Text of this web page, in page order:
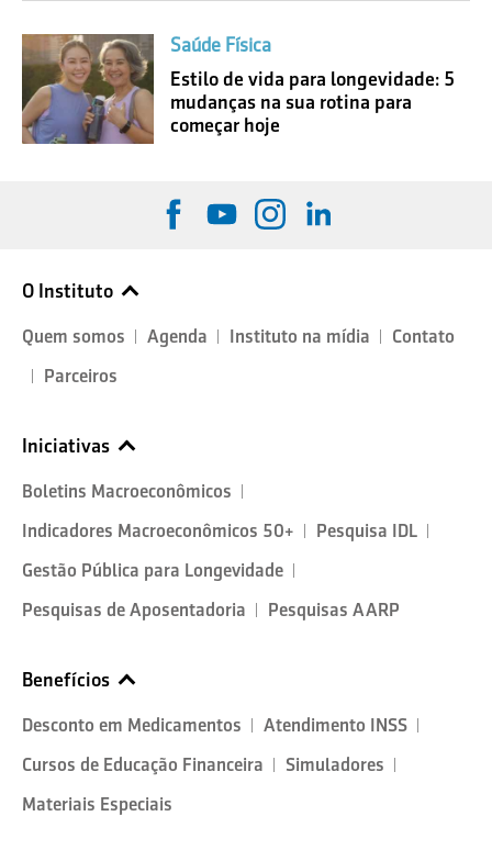
Saúde Física
Estilo de vida para longevidade: 5
mudanças na sua rotina para
começar hoje
O Instituto
Quem somos Agenda Instituto na mídia
Contato
Parceiros
Iniciativas
Boletins Macroeconômicos
Indicadores Macroeconômicos 50+
Pesquisa IDL
Gestão Pública para Longevidade
Pesquisas de Aposentadoria
Pesquisas AARP
Benefícios
Desconto em Medicamentos
Atendimento INSS
Cursos de Educação Financeira
Simuladores
Materiais Especiais